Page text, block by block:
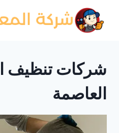
المحتوى
شركات تنظيف
العاصمة